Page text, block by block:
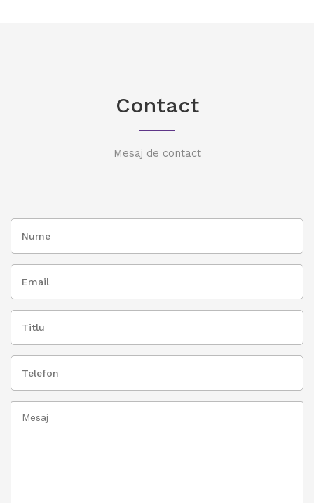
Contact
Mesaj de contact